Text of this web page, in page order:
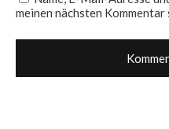
meinen nächsten Kommentar